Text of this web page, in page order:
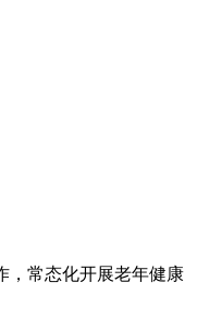
，常态化开展老年健康